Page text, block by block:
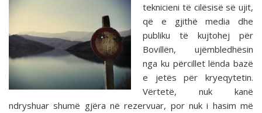
teknicieni të cilësisë së ujit,
që e gjithë media dhe
publiku të kujtohej për
Bovillën, ujëmbledhësin
nga ku përcillet lënda bazë
e jetës për kryeqytetin.
Vërtetë, nuk kanë
ndryshuar shumë gjëra në rezervuar, por nuk i hasim më